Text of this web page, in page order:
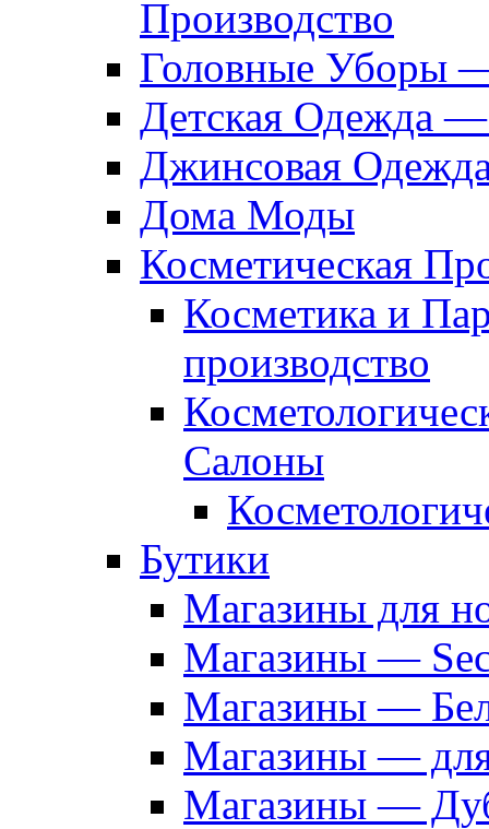
Производство
Головные Уборы
Детская Одежда
Джинсовая
Дома Моды
Косметическая
Косметика и
производство
Салоны
Бутики
Магазины для
Магазины —
Магазины —
Магазины —
Магазины —